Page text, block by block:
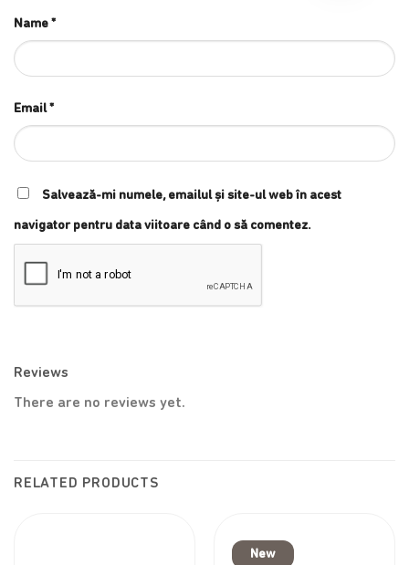
Name *
Email*
Salvează-mi numele, emailul și site-ul web în acest
navigator pentru data viitoare când o să comentez.
Reviews
There are no reviews yet.
RELATED PRODUCTS
New